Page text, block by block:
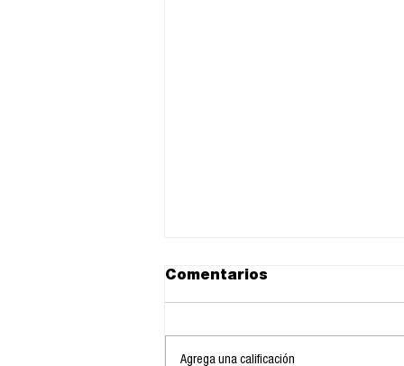
Comentarios
Agrega una calificación